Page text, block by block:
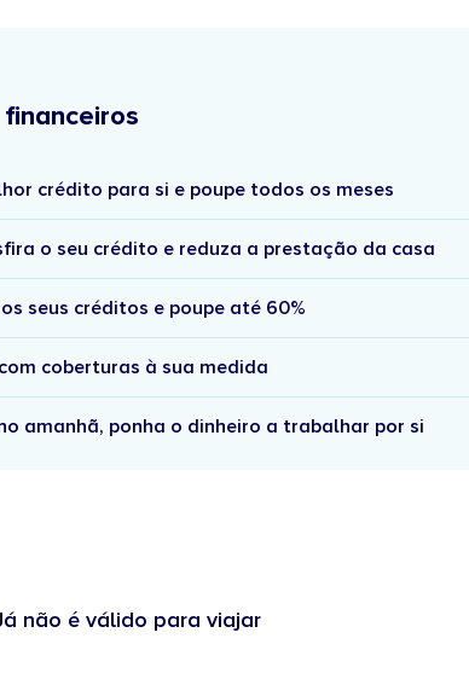
crédito para si e poupe todos os meses
o seu crédito e reduza a prestação da casa
seus créditos e poupe até 60%
coberturas à sua medida
amanhã, ponha o dinheiro a trabalhar por si
não é válido para viajar